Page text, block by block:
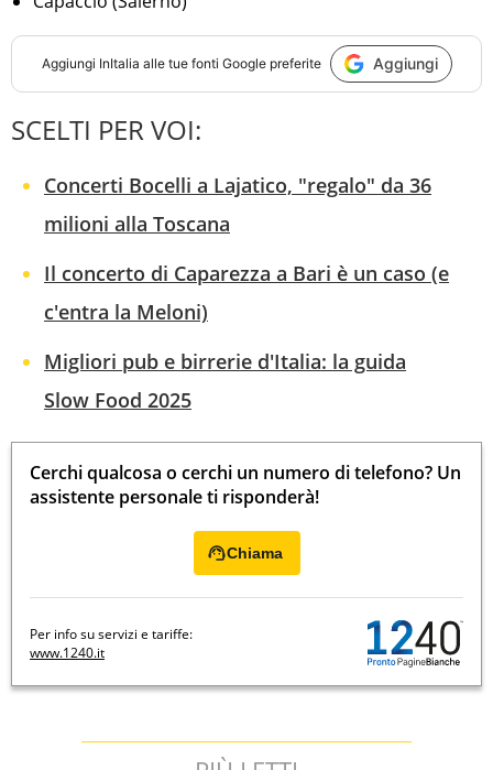
Aggiungi InItalia alle tue fonti Google preferite Aggiungi
SCELTI PER VOI:
Concerti Bocelli a Lajatico, "regalo" da 36
milioni alla Toscana
Il concerto di Caparezza a Bari è un caso (e
c'entra la Meloni)
Migliori pub e birrerie d'Italia: la guida
Slow Food 2025
Cerchi qualcosa o cerchi un numero di telefono? Un
assistente personale ti risponderà!
Chiama
Per info su servizi e tariffe:
www.1240.it